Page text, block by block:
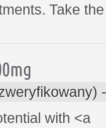
Take
with <a